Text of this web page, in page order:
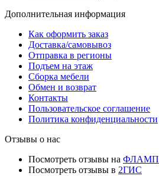
Дополнительная информация
Как оформить заказ
Доставка/самовывоз
Отправка в регионы
Подъем на этаж
Сборка мебели
Обмен и возврат
Контакты
Пользовательское соглашение
Политика конфиденциальности
Отзывы о нас
Посмотреть отзывы на ФЛАМП
Посмотреть отзывы в 2ГИС